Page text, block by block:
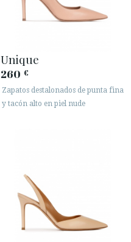
Unique
260 €
Zapatos destalonados de punta fina
y tacón alto en piel nude